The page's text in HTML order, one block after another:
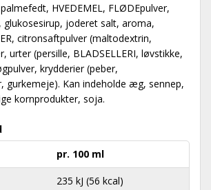
HVEDEMEL, FLØDEpulver,
joderet salt, aroma,
citronsaftpulver (maltodextrin,
urter (persille, BLADSELLERI, løvstikke,
krydderier (peber,
gurkemeje). Kan indeholde æg, sennep,
kornprodukter, soja.
pr. 100 ml
235 kJ (56 kcal)